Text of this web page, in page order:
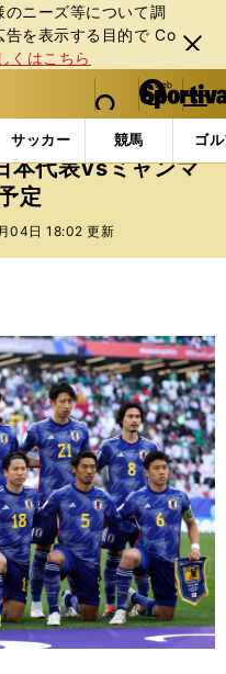
ニーズ等について調
を表⽰する⽬的で Co
くはこちら
閉じ
る
web Sportiva (webスポルティーバ)
検索
マイペ
ー
ジ
メニュ
サッカー 競馬 ゴ
ース 【W杯アジア2次予
本代表vsミャンマ
定
04日 18:02 更新